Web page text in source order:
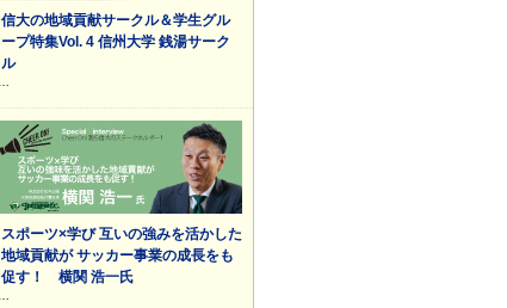
信大の地域貢献サークル＆学生グル
ープ特集Vol. 4 信州大学 銭湯サーク
ル
スポーツ×学び 互いの強みを活かした
地域貢献が サッカー事業の成長をも
促す！ 横関 浩一氏